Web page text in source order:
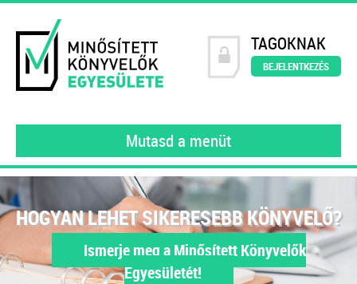
TAGOKNAK
BEJELENTKEZÉS
Mutasd a menüt
HOGYAN LEHET SIKERESEBB KÖNYVELŐ?
Ismerje meg a Minősített Könyvelők
Egyesületét!